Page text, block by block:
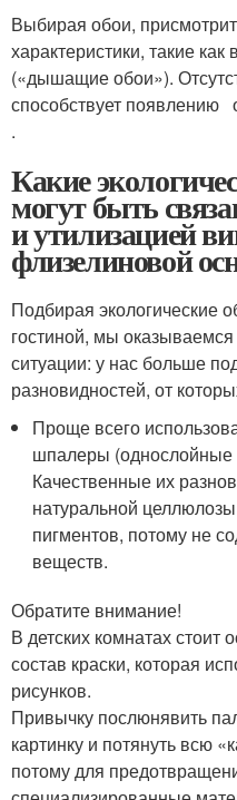
Выбирая обои,
характеристики, такие
(«дышащие обои»).
способствует появлению
.
Какие
могут быть
и утилизацией
флизелиновой
Подбирая экологические
гостиной, мы
ситуации: у нас больше
разновидностей, от
Проще всего
шпалеры (однослойные
Качественные их
натуральной
пигментов, потому не
веществ.
Обратите внимание!
В детских комнатах
состав краски, которая
рисунков.
Привычку послюнявить
картинку и потянуть всю
потому для